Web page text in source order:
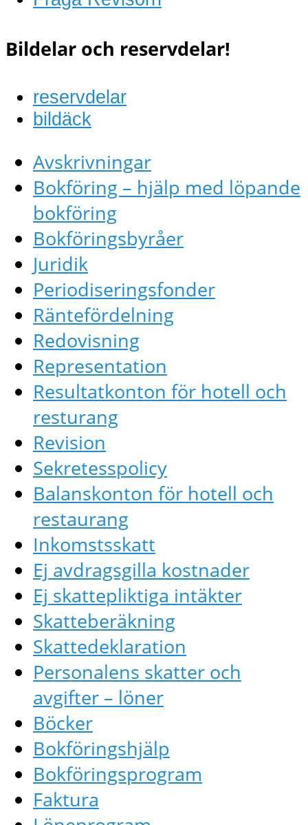
Bildelar och reservdelar!
reservdelar
bildäck
Avskrivningar
Bokföring – hjälp med löpande
bokföring
Bokföringsbyråer
Juridik
Periodiseringsfonder
Räntefördelning
Redovisning
Representation
Resultatkonton för hotell och
resturang
Revision
Sekretesspolicy
Balanskonton för hotell och
restaurang
Inkomstsskatt
Ej avdragsgilla kostnader
Ej skattepliktiga intäkter
Skatteberäkning
Skattedeklaration
Personalens skatter och
avgifter – löner
Böcker
Bokföringshjälp
Bokföringsprogram
Faktura